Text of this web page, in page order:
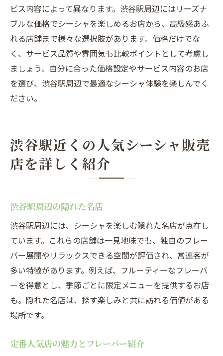
ビス内容によって異なります。渋谷駅周辺にはリーズナ
ブルな価格でシーシャを楽しめるお店から、高級感あふ
れる店舗まで様々な選択肢があります。価格だけでな
く、サービス品質や雰囲気も比較ポイントとして考慮し
ましょう。自分に合った価格設定やサービス内容のお店
を選び、渋谷駅周辺で最適なシーシャ体験を楽しんでく
ださい。
渋谷駅近くの人気シーシャ販売
店を詳しく紹介
渋谷駅周辺の隠れた名店
渋谷駅周辺には、シーシャを楽しむ隠れた名店が点在し
ています。これらの店舗は一見地味でも、独自のフレー
バー展開やリラックスできる空間が評価され、常連客が
多い特徴があります。例えば、フルーティーなフレーバ
ーを得意とし、季節ごとに限定メニューを提供するお店
も。隠れた名店は、探す楽しみと共に訪れる価値がある
場所です。
定番人気店の魅力とフレーバー紹介